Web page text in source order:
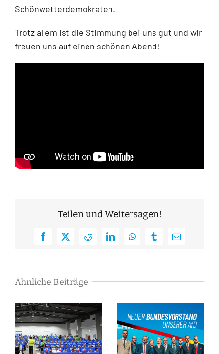
Schönwetterdemokraten.
Trotz allem ist die Stimmung bei uns gut und wir
freuen uns auf einen schönen Abend!
Teilen und Weitersagen!
Facebook
X RedditLinkedInWhatsAppTumblrE-
Ähnliche Beiträge